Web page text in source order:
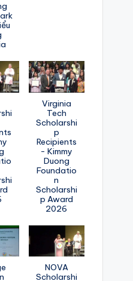
Virginia
Tech
Scholarshi
p
Recipients
- Kimmy
Duong
Foundatio
n
Scholarshi
p Award
2026
NOVA
Scholarshi